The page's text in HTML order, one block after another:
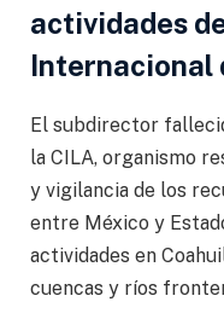
actividades
Internacional
El subdirector
la CILA, organismo
y vigilancia de los
entre México y
actividades en
cuencas y ríos